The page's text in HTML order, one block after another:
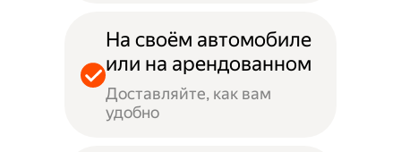
На своём автомобиле
или на арендованном
Доставляйте, как вам
удобно